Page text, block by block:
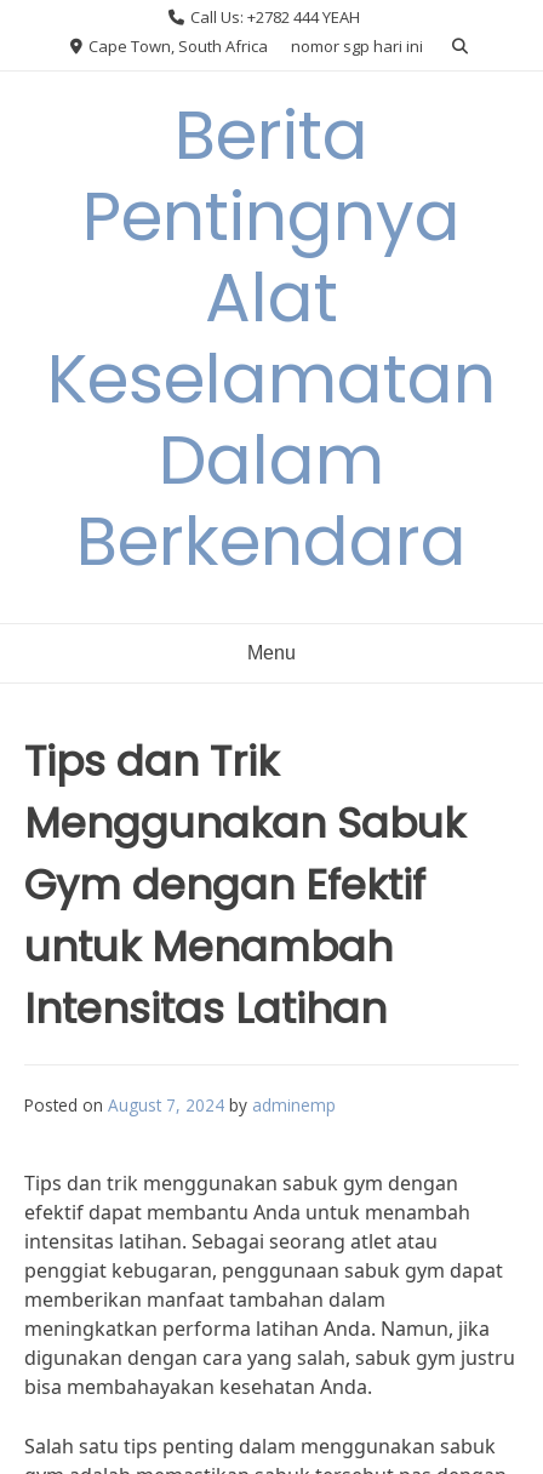
Call Us: +2782 444 YEAH
Cape Town, South Africa
nomor sgp hari ini
Berita
Pentingnya
Alat
Keselamatan
Dalam
Berkendara
Menu
Tips dan Trik
Menggunakan Sabuk
Gym dengan Efektif
untuk Menambah
Intensitas Latihan
Posted on August 7, 2024 by adminemp
Tips dan trik menggunakan sabuk gym dengan
efektif dapat membantu Anda untuk menambah
intensitas latihan. Sebagai seorang atlet atau
penggiat kebugaran, penggunaan sabuk gym dapat
memberikan manfaat tambahan dalam
meningkatkan performa latihan Anda. Namun, jika
digunakan dengan cara yang salah, sabuk gym justru
bisa membahayakan kesehatan Anda.
Salah satu tips penting dalam menggunakan sabuk